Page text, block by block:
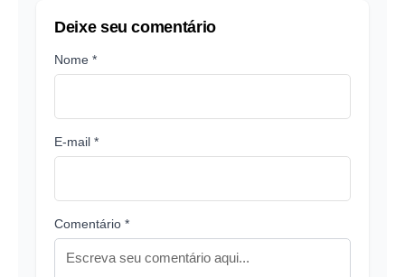
Deixe seu comentário
Nome *
E-mail *
Comentário *